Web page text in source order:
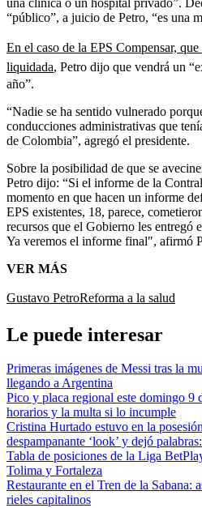
“público”, a juicio de Petro, “es una
En el caso de la EPS Compensar,
liquidada, Petro dijo que vendrá un
año”.
“Nadie se ha sentido vulnerado
conducciones administrativas que
de Colombia”, agregó el presidente.
Sobre la posibilidad de que se
Petro dijo: “Si el informe de la
momento en que hacen un informe
EPS existentes, 18, parece,
recursos que el Gobierno les entregó
Ya veremos el informe final″, afirmó
VER MÁS
Gustavo PetroReforma a la salud
Le puede interesar
Primeras imágenes de Messi tras la
llegando a Argentina
Pico y placa regional este domingo 9
horarios y la multa si lo incumple
Cristina Hurtado estuvo en la
despampanante ‘look’ y dejó
Tabla de posiciones de la Liga
Tolima y Fortaleza
Restaurante en el Tren de la Sabana:
rieles capitalinos